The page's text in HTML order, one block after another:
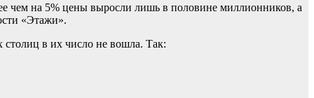
чем на 5% цены выросли лишь в половине миллионников, а
«Этажи».
столиц в их число не вошла. Так: